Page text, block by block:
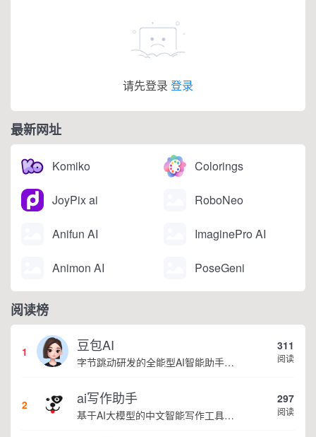
请先登录 登录
最新网址
Komiko Colorings
JoyPix ai RoboNeo
Anifun AI ImaginePro AI
Animon AI PoseGeni
阅读榜
1 豆包AI
字节跳动研发的全能型AI智能助手，提供智能对话、知识问答、内容创作、学习办公等一站式AI服务
311
阅读
2 ai写作助手
基于AI大模型的中文智能写作工具，面向学生、自媒体、职场人士提供一站式文本创作服务 核心定位 AI写作助手是依托人工智能技术打造的创作辅助平台，专注中文文本生成与优化，帮助用户快速完成各类文案、文章、论文等内容创作，提升写作效率 核心功能 ...
297
阅读